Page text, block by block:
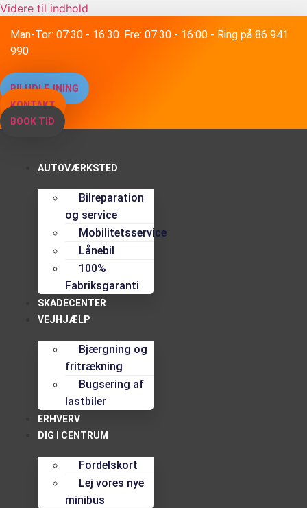
Videre til indhold
Man-Tor: 07:30 - 16:30. Fre: 07:30 - 16:00 - Ring på 86 941
990
BILUDLEJNING
KONTAKT
BOOK TID
AUTOVÆRKSTED
Bilreparation
og service
Mobilitetsservice
Lånebil
100%
Fabriksgaranti
SKADECENTER
VEJHJÆLP
Bjærgning og
fritrækning
Bugsering af
lastbiler
ERHVERV
DIG I CENTRUM
Fordelskort
Lej vores nye
minibus